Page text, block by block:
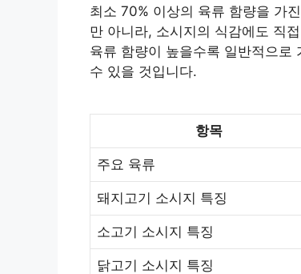
최소 70% 이상의 육류 함량을 가
만 아니라, 소시지의 식감에도 직
육류 함량이 높을수록 일반적으로
수 있을 것입니다.
항목
주요 육류
돼지고기 소시지 특징
소고기 소시지 특징
닭고기 소시지 특징